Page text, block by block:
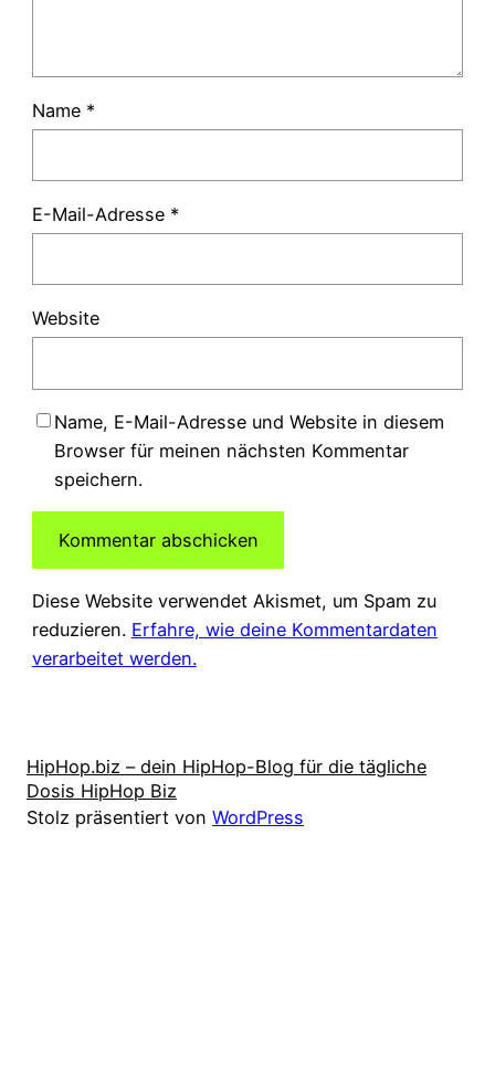
Name *
E-Mail-Adresse *
Website
Name, E-Mail-Adresse und Website in diesem
Browser für meinen nächsten Kommentar
speichern.
Diese Website verwendet Akismet, um Spam zu
reduzieren. Erfahre, wie deine Kommentardaten
verarbeitet werden.
HipHop.biz – dein HipHop-Blog für die tägliche
Dosis HipHop Biz
Stolz präsentiert von WordPress